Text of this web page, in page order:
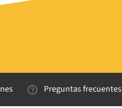
Preguntas frecuentes